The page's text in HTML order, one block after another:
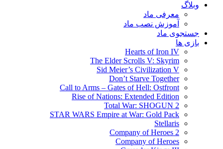
وبلاگ
معرفی ماد
آموزش نصب ماد
جستجوی ماد
بازی ها
Hearts of Iron IV
The Elder Scrolls V: Skyrim
Sid Meier’s Civilization V
Don’t Starve Together
Call to Arms – Gates of Hell: Ostfront
Rise of Nations: Extended Edition
Total War: SHOGUN 2
STAR WARS Empire at War: Gold Pack
Stellaris
Company of Heroes 2
Company of Heroes